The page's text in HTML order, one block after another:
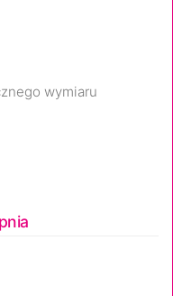
wymiaru